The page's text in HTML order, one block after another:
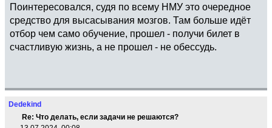
Поинтересовался, судя по всему НМУ это очередное
средство для высасывания мозгов. Там больше идёт
отбор чем само обучение, прошел - получи билет в
счастливую жизнь, а не прошел - не обессудь.
Dedekind
Re: Что делать, если задачи не решаются?